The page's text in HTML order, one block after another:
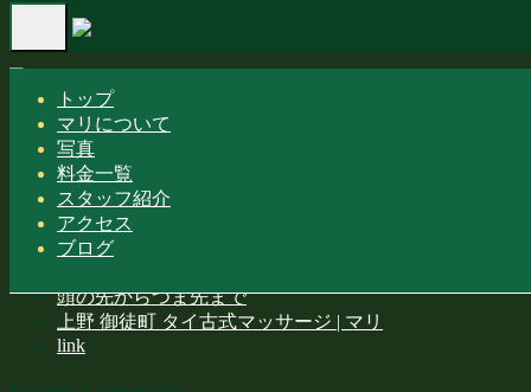
Toggle
navigation
トップ
マリについて
写真
料金一覧
スタッフ紹介
アクセス
ブログ
上野 御徒町 タイ古式マッサージ…
上野 御徒町 タイ古式マッサージ | マリ
Recent Posts
頭の先からつま先まで
上野 御徒町 タイ古式マッサージ | マリ
link